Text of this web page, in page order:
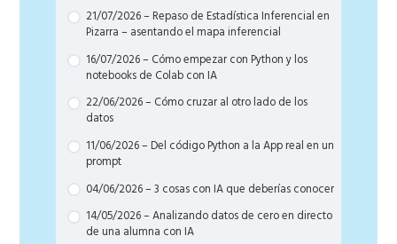
21/07/2026 – Repaso de Estadística Inferencial en
Pizarra – asentando el mapa inferencial
16/07/2026 – Cómo empezar con Python y los
notebooks de Colab con IA
22/06/2026 – Cómo cruzar al otro lado de los
datos
11/06/2026 – Del código Python a la App real en un
prompt
04/06/2026 – 3 cosas con IA que deberías conocer
14/05/2026 – Analizando datos de cero en directo
de una alumna con IA